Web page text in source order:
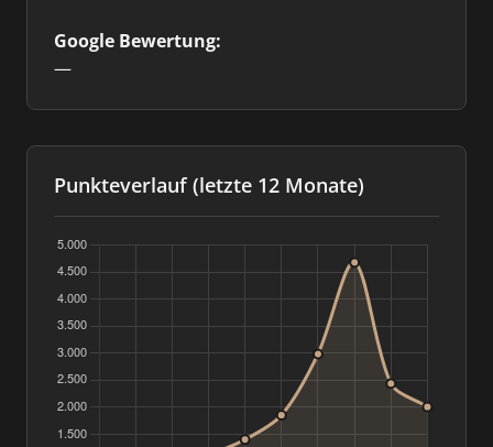
Google Bewertung:
—
Punkteverlauf (letzte 12 Monate)